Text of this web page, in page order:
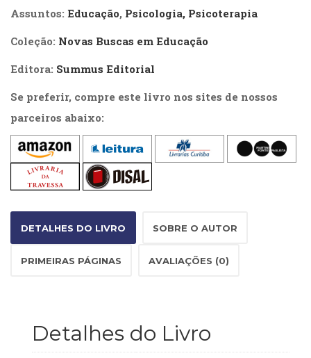
(69)
Obras
referência
PNL
(Programação
(41)
Psicodrama
(200)
Psicologia,
Publicidade,
e
(23)
Rádio
Assuntos: Educação, Psicologia, Psicoterapia
Coleção: Novas Buscas em Educação
Editora: Summus Editorial
Se preferir, compre este livro nos sites de nossos
parceiros abaixo:
DETALHES DO LIVRO SOBRE O AUTOR
PRIMEIRAS PÁGINAS AVALIAÇÕES (0)
Detalhes do Livro